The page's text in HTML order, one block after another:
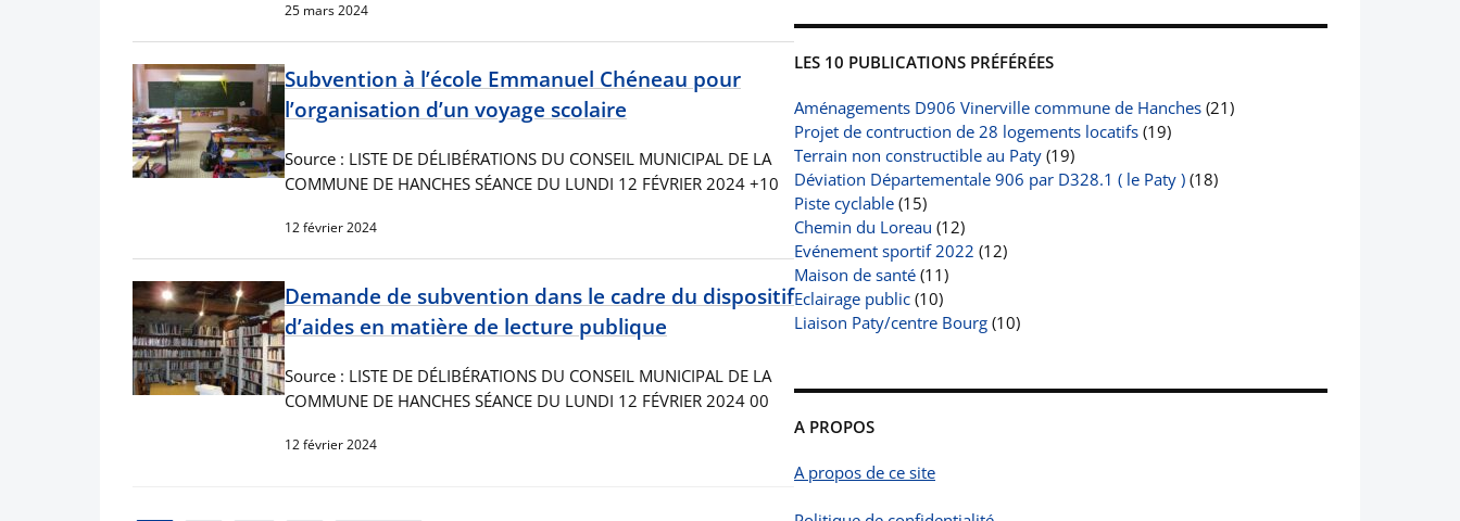
25 mars 2024
Subvention à l’école Emmanuel Chéneau pour
l’organisation d’un voyage scolaire
Source : LISTE DE DÉLIBÉRATIONS DU CONSEIL MUNICIPAL DE LA
COMMUNE DE HANCHES SÉANCE DU LUNDI 12 FÉVRIER 2024 +10
12 février 2024
Demande de subvention dans le cadre du dispositif
d’aides en matière de lecture publique
Source : LISTE DE DÉLIBÉRATIONS DU CONSEIL MUNICIPAL DE LA
COMMUNE DE HANCHES SÉANCE DU LUNDI 12 FÉVRIER 2024 00
12 février 2024
LES 10 PUBLICATIONS PRÉFÉRÉES
Aménagements D906 Vinerville commune de Hanches (21)
Projet de contruction de 28 logements locatifs (19)
Terrain non constructible au Paty (19)
Déviation Départementale 906 par D328.1 ( le Paty ) (18)
Piste cyclable (15)
Chemin du Loreau (12)
Evénement sportif 2022 (12)
Maison de santé (11)
Eclairage public (10)
Liaison Paty/centre Bourg (10)
A PROPOS
A propos de ce site